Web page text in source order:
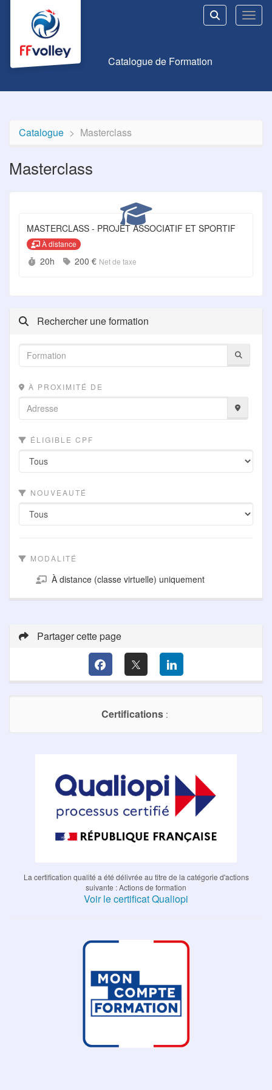
Aller au menu principal
Aller au contenu principal
Personnaliser l'interface
Rechercher
Catalogue de Formation
Catalogue Masterclass
Masterclass
MASTERCLASS - PROJET ASSOCIATIF ET SPORTIF
À distance
Durée :
20h Prix :
200 € Net de taxe
Rechercher une formation
À PROXIMITÉ DE
ÉLIGIBLE CPF
NOUVEAUTÉ
MODALITÉ
À distance (classe virtuelle) uniquement
Partager cette page
Certifications :
La certification qualité a été délivrée au titre de la catégorie d'actions
suivante : Actions de formation
Voir le certificat Qualiopi